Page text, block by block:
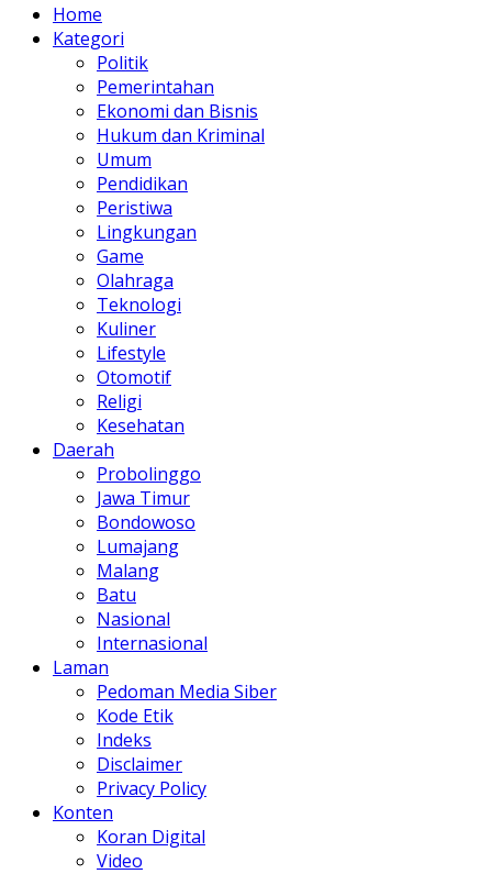
Home
Kategori
Politik
Pemerintahan
Ekonomi dan Bisnis
Hukum dan Kriminal
Umum
Pendidikan
Peristiwa
Lingkungan
Game
Olahraga
Teknologi
Kuliner
Lifestyle
Otomotif
Religi
Kesehatan
Daerah
Probolinggo
Jawa Timur
Bondowoso
Lumajang
Malang
Batu
Nasional
Internasional
Laman
Pedoman Media Siber
Kode Etik
Indeks
Disclaimer
Privacy Policy
Konten
Koran Digital
Video